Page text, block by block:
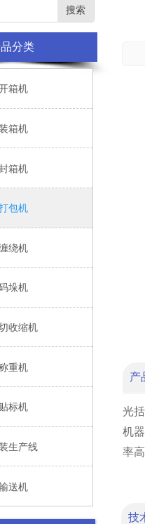
产
搜索
光
机
率高
箱机
箱机
箱机
包机
绕机
垛机
收缩机
重机
贴标机
生产线
送机
分类
技